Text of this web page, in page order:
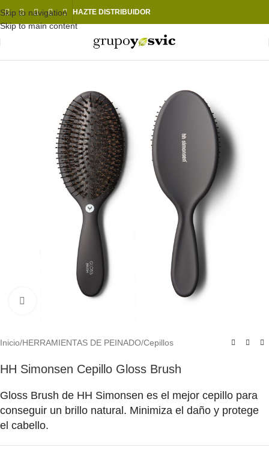
Skip to navigation
Skip to main content
HAZTE DISTRIBUIDOR
Click to enlarge
Inicio/HERRAMIENTAS DE PEINADO/Cepillos
HH Simonsen Cepillo Gloss Brush
Gloss Brush de HH Simonsen es el mejor cepillo para
conseguir un brillo natural. Minimiza el daño y protege
el cabello.